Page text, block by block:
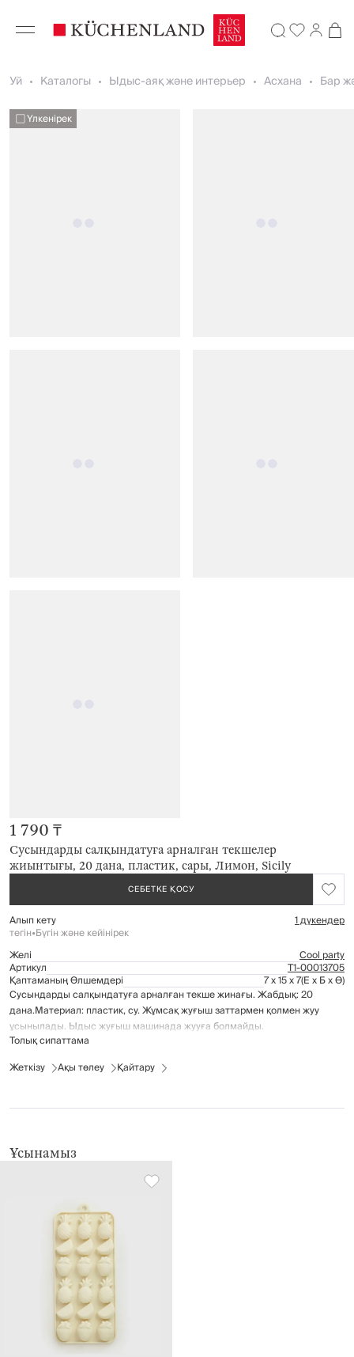
Уй Каталогы Ыдыс-аяқ және интерьер Асхана Бар
Үлкенірек
Сусындарды салқындатуға арналған текшелер
жиынтығы, 20 дана, пластик, сары, Лимон, Sicily
1 790 ₸
СЕБЕТКЕ ҚОСУ
Алып кету 1 дүкендер
тегін•Бүгін және кейінірек
Желі
Cool party
Артикул Т1-00013705
Қаптаманың Өлшемдері 7 x 15 x 7(Е x Б x Ө)
Сусындарды салқындатуға арналған текше жинағы. Жабдық: 20
дана.Материал: пластик, су. Жұмсақ жуғыш заттармен қолмен жуу
ұсынылады. Ыдыс жуғыш машинада жууға болмайды.
Толық сипаттама
Жеткізу
Ақы төлеу Қайтару
Ұсынамыз